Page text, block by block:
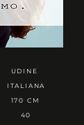
UDINE
ITALIANA
170 CM
40